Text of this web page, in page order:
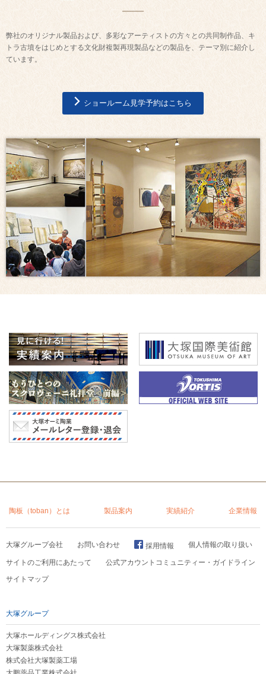
弊社のオリジナル製品および、多彩なアーティストの方々との共同制作品、キ
トラ古墳をはじめとする文化財複製再現製品などの製品を、テーマ別に紹介し
ています。
ショールーム見学予約はこちら
陶板（toban）とは 製品案内 実績紹介 企業情報
大塚グループ会社 お問い合わせ 採用情報 個人情報の取り扱い
サイトのご利用にあたって
公式アカウントコミュニティー・ガイドライン
サイトマップ
大塚グループ
大塚ホールディングス株式会社
大塚製薬株式会社
株式会社大塚製薬工場